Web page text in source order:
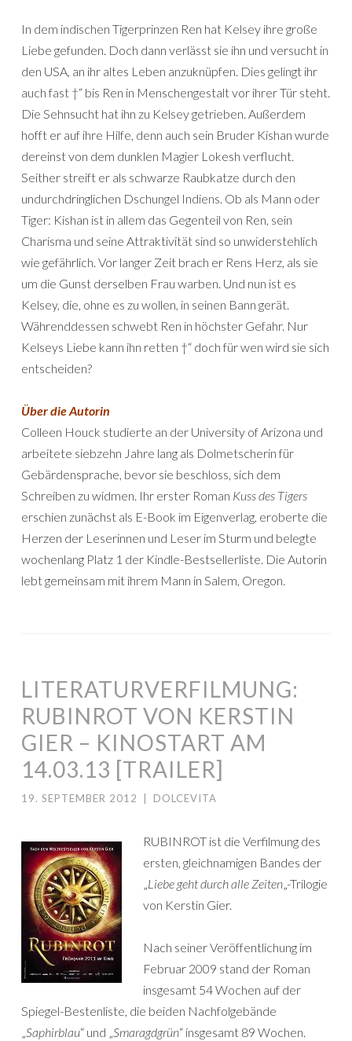
In dem indischen Tigerprinzen Ren hat Kelsey ihre große
Liebe gefunden. Doch dann verlässt sie ihn und versucht in
den USA, an ihr altes Leben anzuknüpfen. Dies gelingt ihr
auch fast †“ bis Ren in Menschengestalt vor ihrer Tür steht.
Die Sehnsucht hat ihn zu Kelsey getrieben. Außerdem
hofft er auf ihre Hilfe, denn auch sein Bruder Kishan wurde
dereinst von dem dunklen Magier Lokesh verflucht.
Seither streift er als schwarze Raubkatze durch den
undurchdringlichen Dschungel Indiens. Ob als Mann oder
Tiger: Kishan ist in allem das Gegenteil von Ren, sein
Charisma und seine Attraktivität sind so unwiderstehlich
wie gefährlich. Vor langer Zeit brach er Rens Herz, als sie
um die Gunst derselben Frau warben. Und nun ist es
Kelsey, die, ohne es zu wollen, in seinen Bann gerät.
Währenddessen schwebt Ren in höchster Gefahr. Nur
Kelseys Liebe kann ihn retten †“ doch für wen wird sie sich
entscheiden?
Über die Autorin
Colleen Houck studierte an der University of Arizona und
arbeitete siebzehn Jahre lang als Dolmetscherin für
Gebärdensprache, bevor sie beschloss, sich dem
Schreiben zu widmen. Ihr erster Roman Kuss des Tigers
erschien zunächst als E-Book im Eigenverlag, eroberte die
Herzen der Leserinnen und Leser im Sturm und belegte
wochenlang Platz 1 der Kindle-Bestsellerliste. Die Autorin
lebt gemeinsam mit ihrem Mann in Salem, Oregon.
LITERATURVERFILMUNG:
RUBINROT VON KERSTIN
GIER – KINOSTART AM
14.03.13 [TRAILER]
19. SEPTEMBER 2012 DOLCEVITA
RUBINROT ist die Verfilmung des
ersten, gleichnamigen Bandes der
„Liebe geht durch alle Zeiten„-Trilogie
von Kerstin Gier.
Nach seiner Veröffentlichung im
Februar 2009 stand der Roman
insgesamt 54 Wochen auf der
Spiegel-Bestenliste, die beiden Nachfolgebände
„Saphirblau“ und „Smaragdgrün“ insgesamt 89 Wochen.